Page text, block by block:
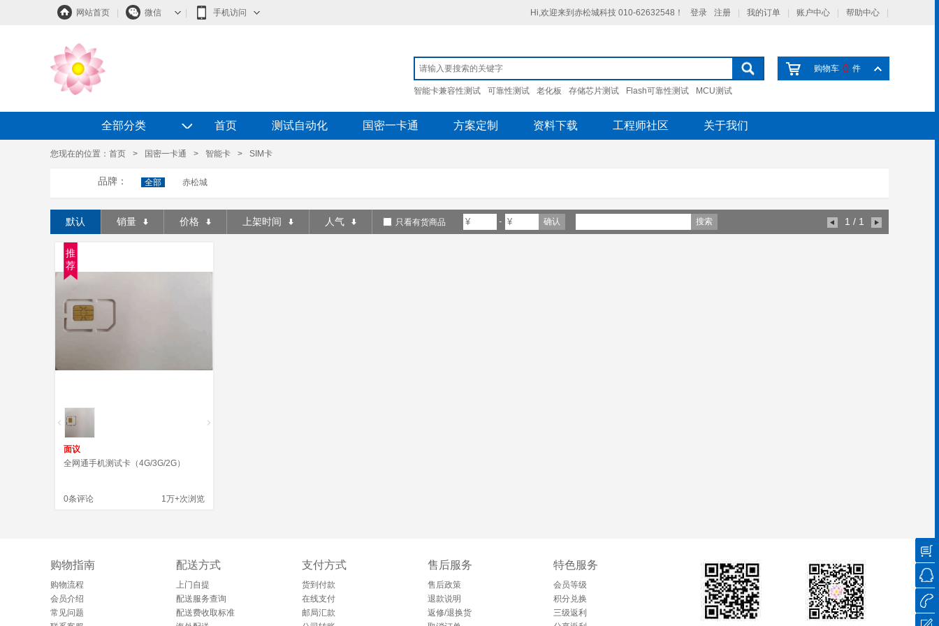
网站首页 微信 手机访问 Hi,欢迎来到赤松城科技 010-62632548！ 登录 注册 我的订单 账户中心 帮助中心
购物车 0 件
智能卡兼容性测试 可靠性测试 老化板 存储芯片测试 Flash可靠性测试 MCU测试
全部分类 ◇ 首页 测试自动化 国密一卡通 方案定制 资料下载 工程师社区 关于我们
您现在的位置： 首页 > 国密一卡通 > 智能卡 > SIM卡
品牌： 全部 赤松城
默认 销量 价格 上架时间 人气 只看有货商品 - 确认 搜索 1 / 1
推
荐
面议
全网通手机测试卡（4G/3G/2G）
0条评论 1万+次浏览
购物指南
购物流程
会员介绍
常见问题
配送方式
上门自提
配送服务查询
配送费收取标准
支付方式
货到付款
在线支付
邮局汇款
售后服务
售后政策
退款说明
返修/退换货
特色服务
会员等级
积分兑换
三级返利